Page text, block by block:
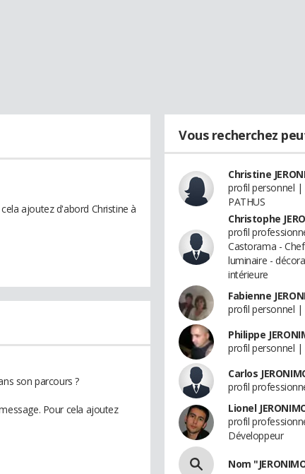
ajoutez d'abord Christine à
son parcours ?
Pour cela ajoutez
Vous recherchez
Christine
profil personnel |
PATHUS
Christophe
profil
Castorama -
luminaire -
intérieure
Fabienne
profil personnel |
Philippe
profil personnel |
Carlos
profil
Lionel
profil
Développeur
Nom